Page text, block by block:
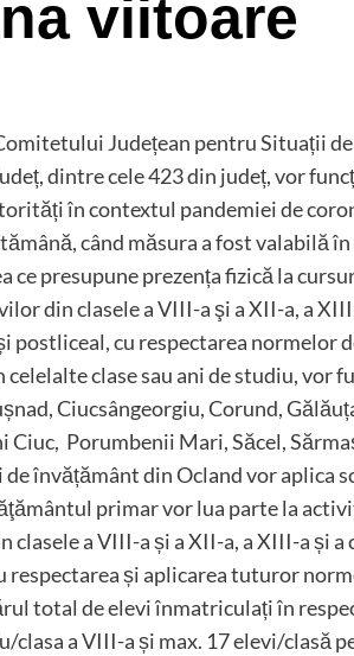
viitoare
Județean pentru Situații
dintre cele 423 din județ, vor
în contextul pandemiei de
când măsura a fost valabilă
ce presupune prezența fizică la
din clasele a VIII-a şi a XII-a, a
cu respectarea normelor
celelalte clase sau ani de studiu,
Ciucsângeorgiu, Corund,
Ciuc, Porumbenii Mari, Săcel,
învățământ din Ocland vor aplica
primar vor lua parte la
clasele a VIII-a și a XII-a, a XIII-a și
și aplicarea tuturor
total de elevi înmatriculați în
clasa a VIII-a și max. 17 elevi/clasă